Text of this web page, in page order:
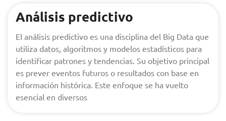
Análisis predictivo
El análisis predictivo es una disciplina del Big Data que
utiliza datos, algoritmos y modelos estadísticos para
identificar patrones y tendencias. Su objetivo principal
es prever eventos futuros o resultados con base en
información histórica. Este enfoque se ha vuelto
esencial en diversos